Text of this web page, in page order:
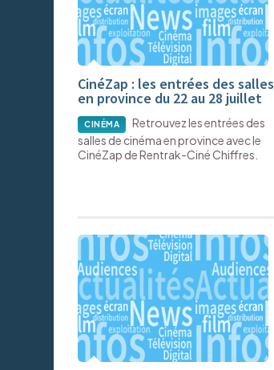
CinéZap : les entrées des salles
en province du 22 au 28 juillet
CINÉMA
Retrouvez les entrées des
salles de cinéma en province avec le
CinéZap de Rentrak-Ciné Chiffres.